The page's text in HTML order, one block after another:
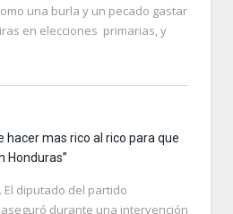
una burla y un pecado gastar
en elecciones primarias, y
hacer mas rico al rico para que
Honduras”
El diputado del partido
durante una intervención